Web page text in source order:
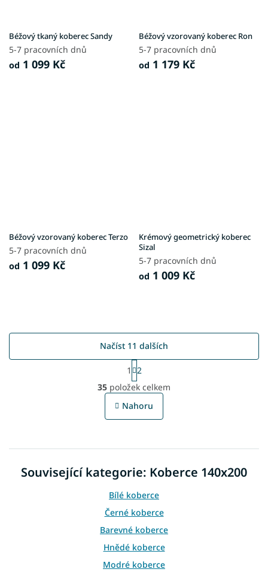
Béžový tkaný koberec Sandy
5-7 pracovních dnů
od 1 099 Kč
Béžový vzorovaný koberec Ron
5-7 pracovních dnů
od 1 179 Kč
Béžový vzorovaný koberec Terzo
5-7 pracovních dnů
od 1 099 Kč
Krémový geometrický koberec
Sizal
5-7 pracovních dnů
od 1 009 Kč
O
v
l
c
p
v
y
v
ý
p
i
Načíst 11 dalších
S
t
r
á
n
á
í
1
2
35 položek celkem
Nahoru
Související kategorie: Koberce 140x200
Bílé koberce
Černé koberce
Barevné koberce
Hnědé koberce
Modré koberce